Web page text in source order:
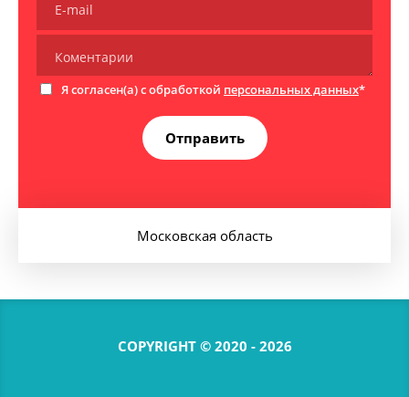
Я согласен(а) с обработкой персональных данных*
Отправить
Московская область
COPYRIGHT © 2020 - 2026